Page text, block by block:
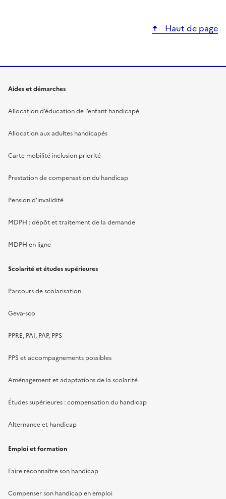
Haut de page
Aides et démarches
Allocation d’éducation de l’enfant handicapé
Allocation aux adultes handicapés
Carte mobilité inclusion priorité
Prestation de compensation du handicap
Pension d'invalidité
MDPH : dépôt et traitement de la demande
MDPH en ligne
Scolarité et études supérieures
Parcours de scolarisation
Geva-sco
PPRE, PAI, PAP, PPS
PPS et accompagnements possibles
Aménagement et adaptations de la scolarité
Études supérieures : compensation du handicap
Alternance et handicap
Emploi et formation
Faire reconnaître son handicap
Compenser son handicap en emploi